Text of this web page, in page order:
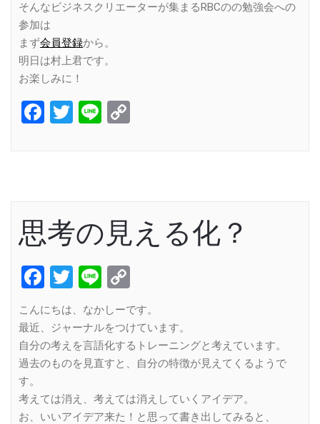
そんなビジネスクリエーターが集まるRBCのの勉強会への
参加は
まず会員登録から。
明日は村上君です。
お楽しみに！
Facebook
Twitter
Line
思考の見える化？
Facebook
Twitter
Line
Link
こんにちは、なかしーです。
最近、ジャーナルをつけています。
自分の考えを言語化するトレーニングと考えています。
過去のものを見直すと、自分の特徴が見えてくるようで
す。
考えては消え、考えては消えしていくアイデア。
お、いいアイデア来た！と思って書き出してみると、